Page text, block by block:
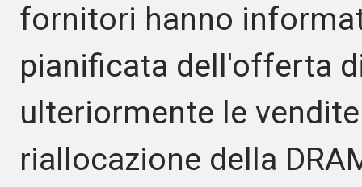
fornitori hanno
pianificata dell'offerta
ulteriormente le
riallocazione della